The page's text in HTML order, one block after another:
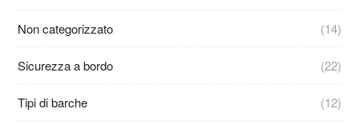
Non categorizzato (14)
Sicurezza a bordo (22)
Tipi di barche (12)